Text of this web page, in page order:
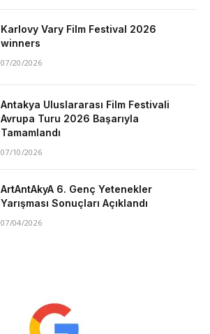
Karlovy Vary Film Festival 2026
winners
07/20/2026
Antakya Uluslararası Film Festivali
Avrupa Turu 2026 Başarıyla
Tamamlandı
07/10/2026
ArtAntAkyA 6. Genç Yetenekler
Yarışması Sonuçları Açıklandı
07/04/2026